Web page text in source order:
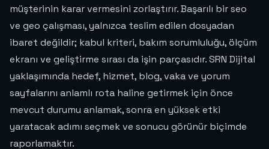
müşterinin karar vermesini zorlaştırır. Başarılı bir seo
ve geo çalışması, yalnızca teslim edilen dosyadan
ibaret değildir; kabul kriteri, bakım sorumluluğu, ölçüm
ekranı ve geliştirme sırası da işin parçasıdır. SRN Dijital
yaklaşımında hedef, hizmet, blog, vaka ve yorum
sayfalarını anlamlı rota haline getirmek için önce
mevcut durumu anlamak, sonra en yüksek etki
yaratacak adımı seçmek ve sonucu görünür biçimde
raporlamaktır.